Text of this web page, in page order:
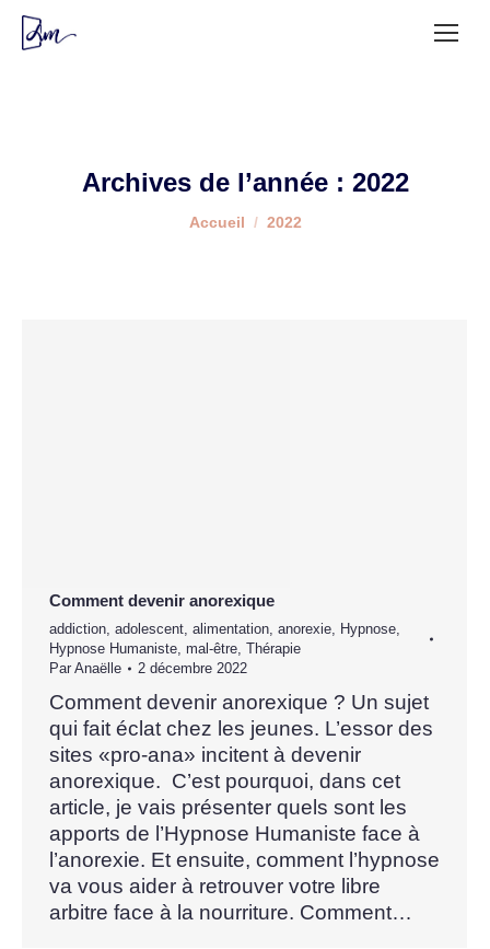
Archives de l’année : 2022
Vous êtes ici :
Accueil 2022
Comment devenir anorexique
addiction adolescent alimentation anorexie Hypnose
Hypnose Humaniste mal-être Thérapie
Par Anaëlle 2 décembre 2022
Comment devenir anorexique ? Un sujet
qui fait éclat chez les jeunes. L’essor des
sites «pro-ana» incitent à devenir
anorexique. C’est pourquoi, dans cet
article, je vais présenter quels sont les
apports de l’Hypnose Humaniste face à
l’anorexie. Et ensuite, comment l’hypnose
va vous aider à retrouver votre libre
arbitre face à la nourriture. Comment…